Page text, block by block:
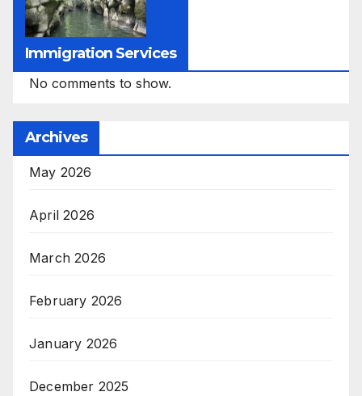
Immigration Services
No comments to show.
Archives
May 2026
April 2026
March 2026
February 2026
January 2026
December 2025